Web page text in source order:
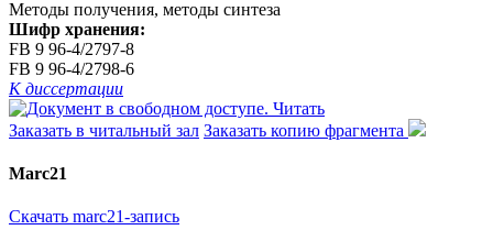
Методы получения, методы синтеза
Шифр хранения:
FB 9 96-4/2797-8
FB 9 96-4/2798-6
К диссертации
Читать
Заказать в читальный зал Заказать копию фрагмента
Marc21
Скачать marc21-запись